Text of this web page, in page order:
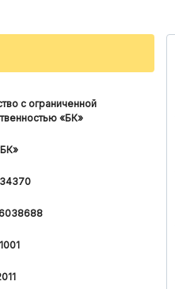
с ограниченной
«БК»